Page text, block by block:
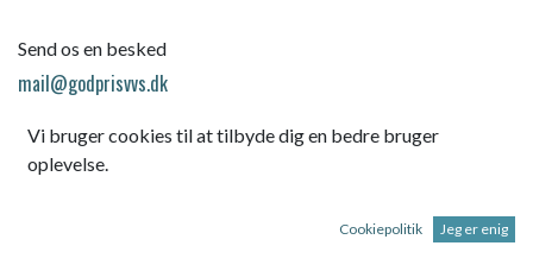
Send os en besked
mail@godprisvvs.dk
Vi bruger cookies til at tilbyde dig en bedre bruger
oplevelse.
Cookiepolitik Jeg er enig